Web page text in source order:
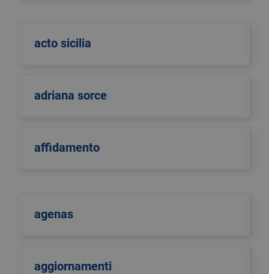
acto sicilia
adriana sorce
affidamento
agenas
aggiornamenti